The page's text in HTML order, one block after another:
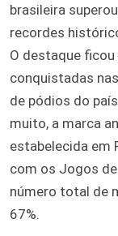
brasileira
recordes
O destaque
conquistadas
de pódios do
muito, a marca
estabelecida em
com os Jogos
número total de
67%.